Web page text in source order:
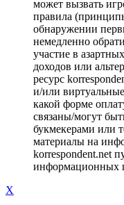
может вызвать
правила
обнаружении
немедленно
участие в
доходов или
ресурс
и/или
какой форме
связаны/могут
букмекерами или
материалы на
korrespondent.net
информационных
X